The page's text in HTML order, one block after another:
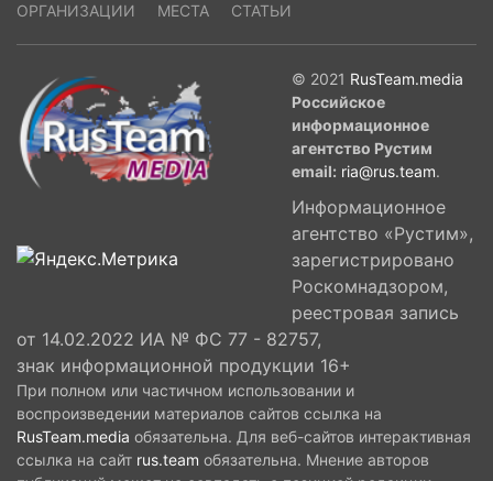
ОРГАНИЗАЦИИ
МЕСТА СТАТЬИ
© 2021 RusTeam.media
Российское
информационное
агентство Рустим
email: ria@rus.team.
Информационное
агентство «Рустим»,
зарегистрировано
Роскомнадзором,
реестровая запись
от 14.02.2022 ИА № ФС 77 - 82757,
знак информационной продукции 16+
При полном или частичном использовании и
воспроизведении материалов сайтов ссылка на
RusTeam.media обязательна. Для веб-сайтов интерактивная
ссылка на сайт rus.team обязательна. Мнение авторов